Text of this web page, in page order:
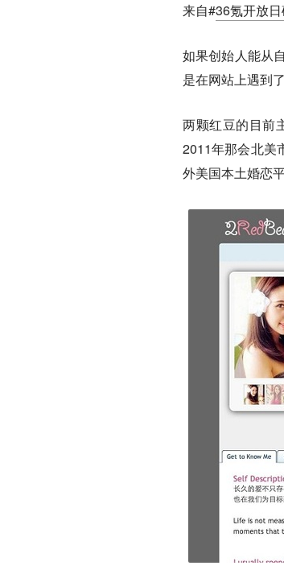
来自#36氪开放
如果创始人能从
是在网站上遇到
两颗红豆的目前
2011年那会北美
外美国本土婚恋